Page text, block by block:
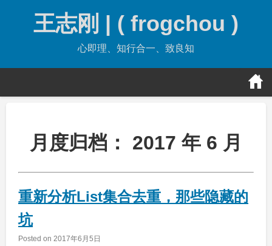
王志刚 | ( frogchou )
心即理、知行合一、致良知
月度归档： 2017 年 6 月
重新分析List集合去重，那些隐藏的
坑
Posted on 2017年6月5日